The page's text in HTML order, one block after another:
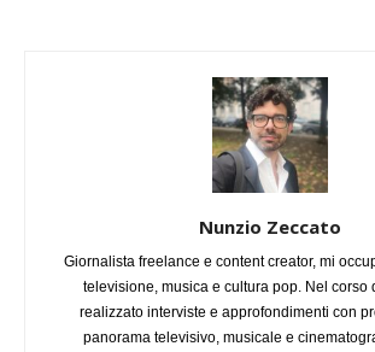
Nunzio Zeccato
Giornalista freelance e content creator, mi
televisione, musica e cultura pop. Nel corso
realizzato interviste e approfondimenti con
panorama televisivo, musicale e